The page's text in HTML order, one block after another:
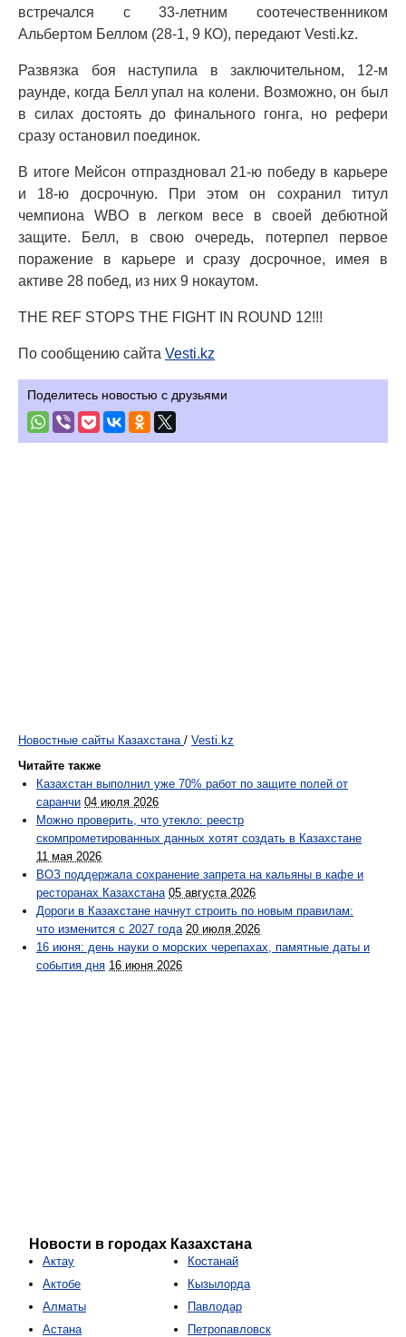
встречался с 33-летним соотечественником
Альбертом Беллом (28-1, 9 КО), передают Vesti.kz.
Развязка боя наступила в заключительном, 12-м
раунде, когда Белл упал на колени. Возможно, он был
в силах достоять до финального гонга, но рефери
сразу остановил поединок.
В итоге Мейсон отпраздновал 21-ю победу в карьере
и 18-ю досрочную. При этом он сохранил титул
чемпиона WBO в легком весе в своей дебютной
защите. Белл, в свою очередь, потерпел первое
поражение в карьере и сразу досрочное, имея в
активе 28 побед, из них 9 нокаутом.
THE REF STOPS THE FIGHT IN ROUND 12!!!
По сообщению сайта Vesti.kz
Поделитесь новостью с друзьями
Новостные сайты Казахстана / Vesti.kz
Читайте также
Казахстан выполнил уже 70% работ по защите полей от
саранчи 04 июля 2026
Можно проверить, что утекло: реестр
скомпрометированных данных хотят создать в Казахстане
11 мая 2026
ВОЗ поддержала сохранение запрета на кальяны в кафе и
ресторанах Казахстана 05 августа 2026
Дороги в Казахстане начнут строить по новым правилам:
что изменится с 2027 года 20 июля 2026
16 июня: день науки о морских черепахах, памятные даты и
события дня 16 июня 2026
Новости в городах Казахстана
Актау
Актобе
Алматы
Астана
Костанай
Кызылорда
Павлодар
Петропавловск